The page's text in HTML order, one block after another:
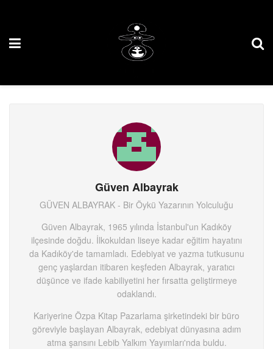
Güven Albayrak
GÜVEN ALBAYRAK - Bir Öykü Yazarının Yolculuğu
Güven Albayrak, 1965 yılında İstanbul'un Kadıköy
ilçesinde doğdu. İlkokuldan liseye kadar eğitim hayatını
da Kadıköy'de tamamladı. Edebiyat ve yazma tutkusunu
genç yaşlardan itibaren keşfeden Albayrak, yaratıcı
düşünce ve ifade kabiliyetini her fırsatta geliştirmeye
odaklandı.
Kariyerine Özpa Kitap Pazarlama şirketindeki bir büro
göreviyle başlayan Albayrak, edebiyat dünyasına adım
atma şansını Lebib Yalkım Yayımları'nda buldu.